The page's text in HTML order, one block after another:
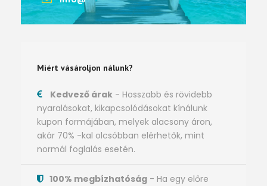
Miért vásároljon nálunk?
Kedvező árak - Hosszabb és rövidebb
nyaralásokat, kikapcsolódásokat kínálunk
kupon formájában, melyek alacsony áron,
akár 70% -kal olcsóbban elérhetők, mint
normál foglalás esetén.
100% megbízhatóság - Ha egy előre